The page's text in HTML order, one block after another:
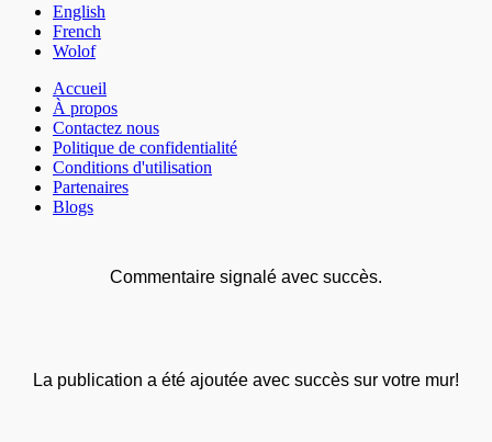
English
French
Wolof
Accueil
À propos
Contactez nous
Politique de confidentialité
Conditions d'utilisation
Partenaires
Blogs
Commentaire signalé avec succès.
La publication a été ajoutée avec succès sur votre mur!